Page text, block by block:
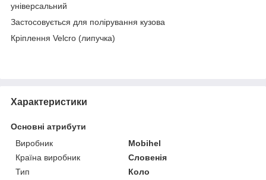
універсальний
Застосовується для полірування кузова
Кріплення Velcro (липучка)
Характеристики
Основні атрибути
Виробник
Mobihel
Країна виробник
Словенія
Тип
Коло